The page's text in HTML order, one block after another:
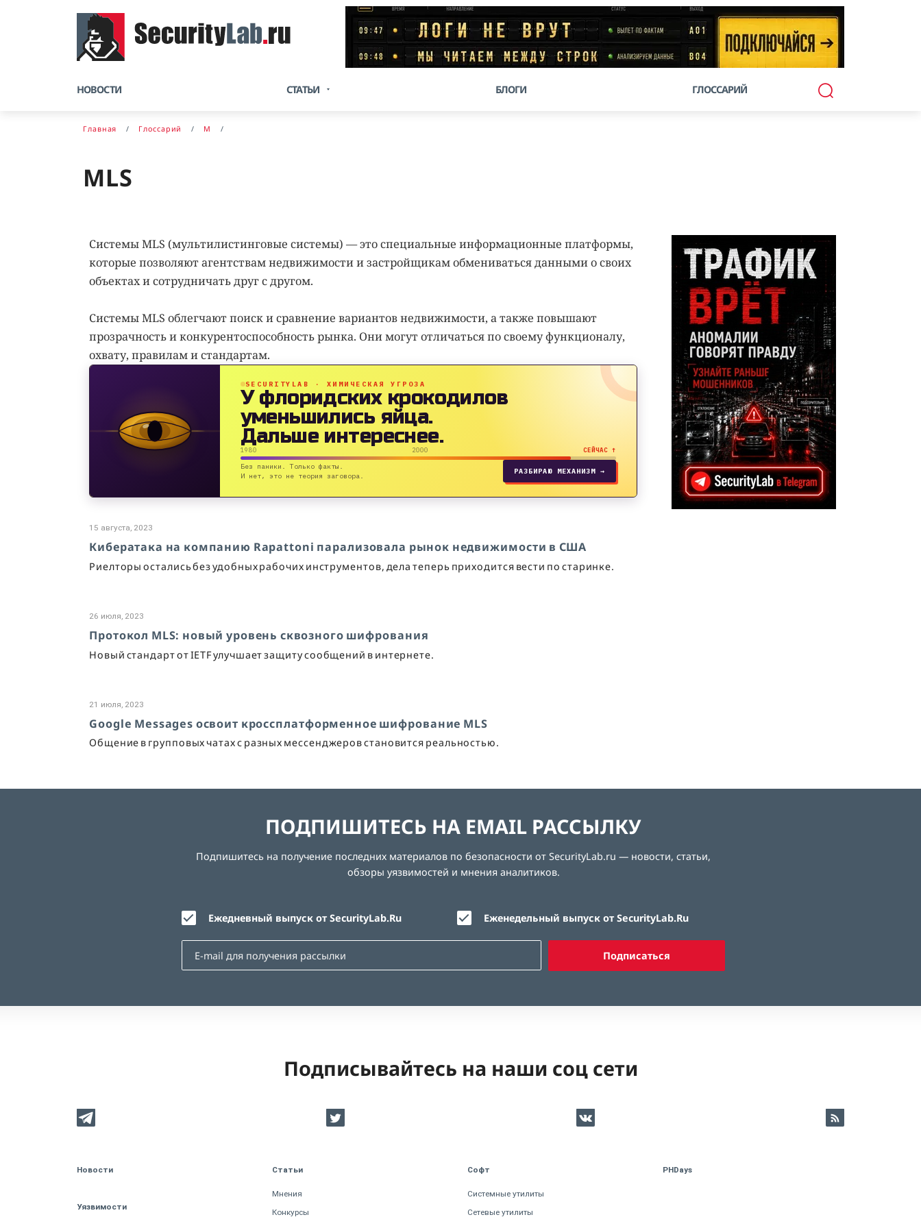
НОВОСТИ СТАТЬИ БЛОГИ ГЛОССАРИЙ
Главная Глоссарий M
MLS
Системы MLS (мультилистинговые системы) — это специальные информационные платформы,
которые позволяют агентствам недвижимости и застройщикам обмениваться данными о своих
объектах и сотрудничать друг с другом.
Системы MLS облегчают поиск и сравнение вариантов недвижимости, а также повышают
прозрачность и конкурентоспособность рынка. Они могут отличаться по своему функционалу,
охвату, правилам и стандартам.
SECURITYLAB · ХИМИЧЕСКАЯ УГРОЗА
У флоридских крокодилов
уменьшились яйца.
Дальше интереснее.
1980 2000 СЕЙЧАС ↑
Без паники. Только факты.
И нет, это не теория заговора.
РАЗБИРАЮ МЕХАНИЗМ →
15 августа, 2023
Кибератака на компанию Rapattoni парализовала рынок недвижимости в США
Риелторы остались без удобных рабочих инструментов, дела теперь приходится вести по старинке.
26 июля, 2023
Протокол MLS: новый уровень сквозного шифрования
Новый стандарт от IETF улучшает защиту сообщений в интернете.
21 июля, 2023
Google Messages освоит кроссплатформенное шифрование MLS
Общение в групповых чатах с разных мессенджеров становится реальностью.
ПОДПИШИТЕСЬ НА EMAIL РАССЫЛКУ
Подпишитесь на получение последних материалов по безопасности от SecurityLab.ru — новости, статьи,
обзоры уязвимостей и мнения аналитиков.
Ежедневный выпуск от SecurityLab.Ru Еженедельный выпуск от SecurityLab.Ru
Подписаться
Подписывайтесь на наши соц сети
Новости
Уязвимости
Статьи
Мнения
Конкурсы
Софт
Системные утилиты
Сетевые утилиты
PHDays